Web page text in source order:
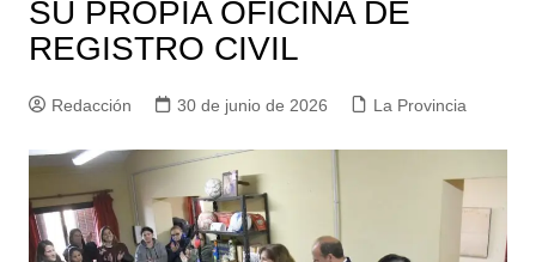
SU PROPIA OFICINA DE
REGISTRO CIVIL
Redacción 30 de junio de 2026 La Provincia